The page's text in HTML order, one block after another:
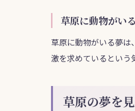
草原に動物がい
草原に動物がいる夢は
激を求めているという
草原の夢を